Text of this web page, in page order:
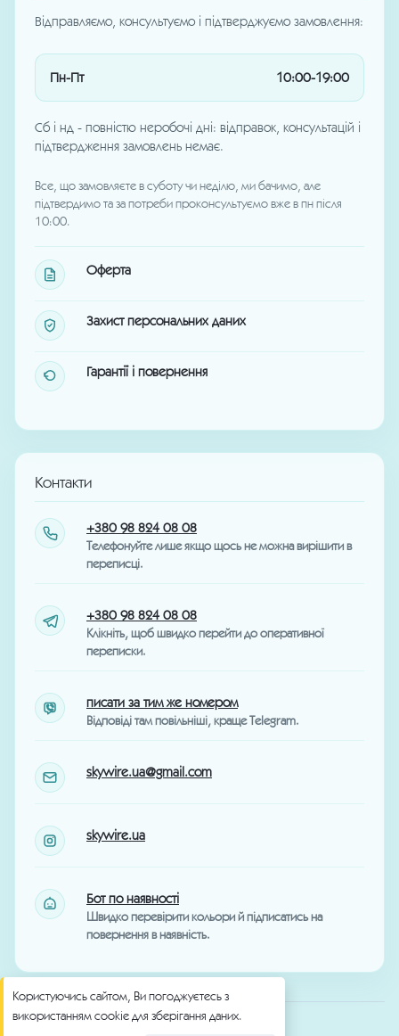
Відправляємо, консультуємо і підтверджуємо замовлення:
Пн-Пт 10:00-19:00
Сб і нд - повністю неробочі дні: відправок, консультацій і
підтвердження замовлень немає.
Все, що замовляєте в суботу чи неділю, ми бачимо, але
підтвердимо та за потреби проконсультуємо вже в пн після
10:00.
Оферта
Захист персональних даних
Гарантії і повернення
Контакти
+380 98 824 08 08
Телефонуйте лише якщо щось не можна вирішити в
переписці.
+380 98 824 08 08
Клікніть, щоб швидко перейти до оперативної
переписки.
писати за тим же номером
Відповіді там повільніші, краще Telegram.
skywire.ua@gmail.com
skywire.ua
Бот по наявності
Швидко перевірити кольори й підписатись на
повернення в наявність.
Користуючись сайтом, Ви погоджуєтесь з
використанням cookie для зберігання даних.